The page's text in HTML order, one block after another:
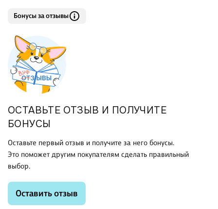
Бонусы за отзывы
ОСТАВЬТЕ ОТЗЫВ И ПОЛУЧИТЕ
БОНУСЫ
Оставьте первый отзыв и получите за него бонусы.
Это поможет другим покупателям сделать правильный
выбор.
Оставить отзыв